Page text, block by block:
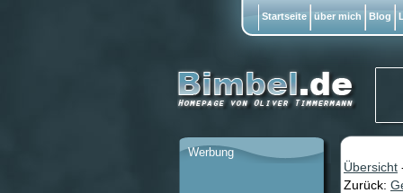
Übersicht
Zurück:
Werbung
Startseite über mich Blog